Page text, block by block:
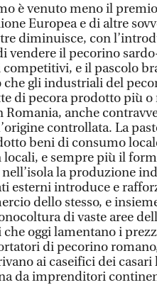
è venuto meno il
Europea e di altre
diminuisce, con
vendere il pecorino
e il pascolo
che gli industriali del
di pecora prodotto più o
anche
controllata. La
beni di consumo
e sempre più il
la produzione
esterni introduce e
dello stesso, e
di vaste aree
oggi lamentano i
di pecorino
ai caseifici dei casari
da imprenditori